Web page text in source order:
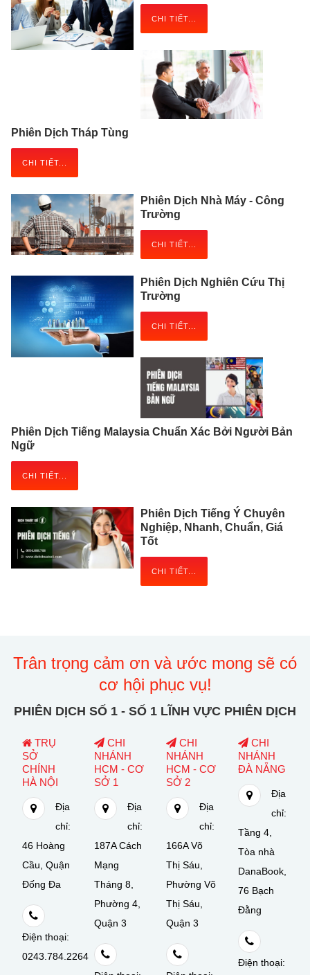
CHI TIẾT...
Phiên Dịch Tháp Tùng
CHI TIẾT...
Phiên Dịch Nhà Máy - Công
Trường
CHI TIẾT...
Phiên Dịch Nghiên Cứu Thị
Trường
CHI TIẾT...
Phiên Dịch Tiếng Malaysia Chuẩn Xác Bởi Người Bản
Ngữ
CHI TIẾT...
Phiên Dịch Tiếng Ý Chuyên
Nghiệp, Nhanh, Chuẩn, Giá
Tốt
CHI TIẾT...
Trân trọng cảm ơn và ước mong sẽ có
cơ hội phục vụ!
PHIÊN DỊCH SỐ 1 - SỐ 1 LĨNH VỰC PHIÊN DỊCH
TRỤ
SỞ
CHÍNH
HÀ NỘI
Địa
chỉ:
46 Hoàng
Cầu, Quận
Đống Đa
Điện thoại:
0243.784.2264
CHI
NHÁNH
HCM - CƠ
SỞ 1
Địa
chỉ:
187A Cách
Mạng
Tháng 8,
Phường 4,
Quận 3
CHI
NHÁNH
HCM - CƠ
SỞ 2
Địa
chỉ:
166A Võ
Thị Sáu,
Phường Võ
Thị Sáu,
Quận 3
CHI
NHÁNH
ĐÀ NẴNG
Địa
chỉ:
Tầng 4,
Tòa nhà
DanaBook,
76 Bạch
Đằng
Điện thoại: